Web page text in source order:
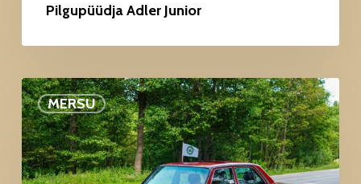
Pilgupüüdja Adler Junior
MERSU
Ringiga
tagasi
–
Mercedes-